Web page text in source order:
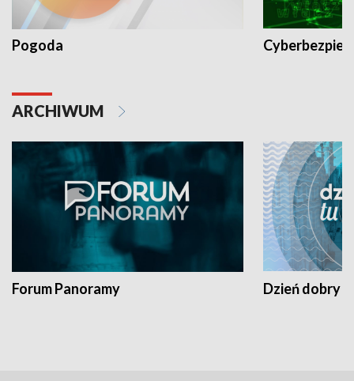
Pogoda
ARCHIWUM
Forum Panoramy Dzień dobry